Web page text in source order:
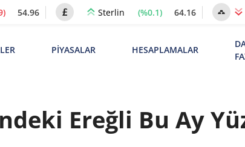
54.96 Sterlin (%0.1) 64.16
PİYASALAR HESAPLAMALAR
Ereğli Bu Ay